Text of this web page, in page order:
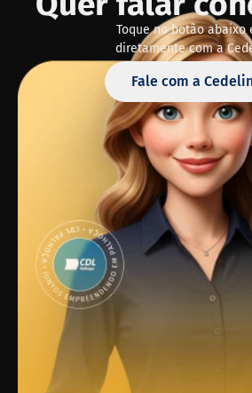
Toque no botão abaixo
diretamente com a
Fale com a